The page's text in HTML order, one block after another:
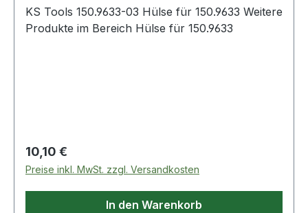
KS Tools 150.9633-03 Hülse für 150.9633 Weitere
Produkte im Bereich Hülse für 150.9633
Regulärer Preis:
10,10 €
Preise inkl. MwSt. zzgl. Versandkosten
In den Warenkorb